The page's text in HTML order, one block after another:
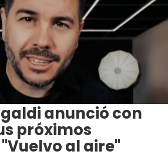
anunció con
próximos
al aire"